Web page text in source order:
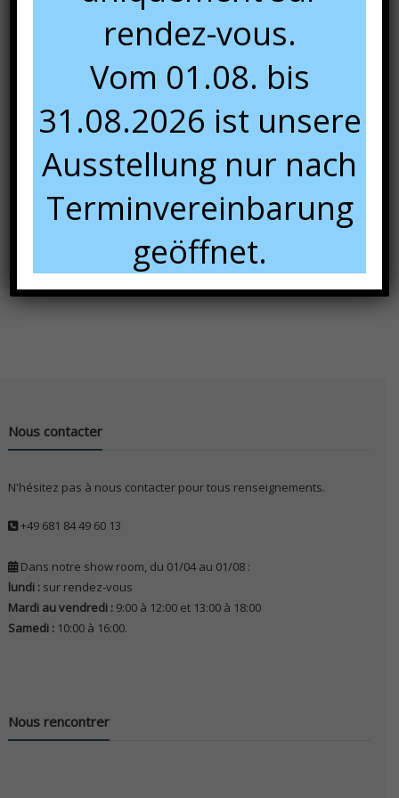
Votre panier est vide.
Nous contacter
N'hésitez pas à nous contacter pour tous renseignements.
+49 681 84 49 60 13
Dans notre show room, du 01/04 au 01/08 :
lundi : sur rendez-vous
Mardi au vendredi : 9:00 à 12:00 et 13:00 à 18:00
Samedi : 10:00 à 16:00.
Nous rencontrer
rendez-vous.
Vom 01.08. bis
31.08.2026 ist unsere
Ausstellung nur nach
Terminvereinbarung
geöffnet.